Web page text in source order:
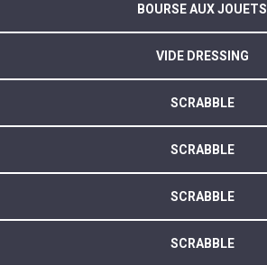
BOURSE AUX JOUETS
VIDE DRESSING
SCRABBLE
SCRABBLE
SCRABBLE
SCRABBLE